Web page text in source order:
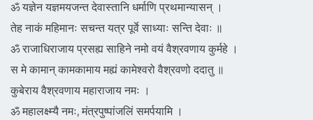
ॐ यज्ञेन यज्ञमयजन्त देवास्तानि धर्माणि प्रथमान्यासन्‌ ।
तेह नाकं महिमानः सचन्त यत्र पूर्वे साध्याः सन्ति देवाः ॥
ॐ राजाधिराजाय प्रसह्य साहिने नमो वयं वैश्रवणाय कुर्महे ।
स मे कामान्‌ कामकामाय मह्यं कामेश्वरो वैश्रवणो ददातु ॥
कुबेराय वैश्रवणाय महाराजाय नमः ।
ॐ महालक्ष्म्यै नमः, मंत्रपुष्पांजलिं समर्पयामि ।